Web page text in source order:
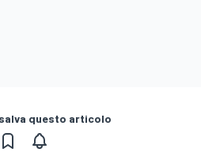
questo articolo